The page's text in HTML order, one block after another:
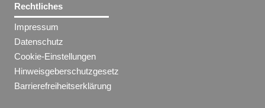
Rechtliches
Impressum
Datenschutz
Cookie-Einstellungen
Hinweisgeberschutzgesetz
Barrierefreiheitserklärung